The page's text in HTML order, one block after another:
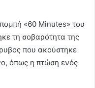
«60 Minutes» του
τη σοβαρότητα της
που ακούστηκε
όπως η πτώση ενός